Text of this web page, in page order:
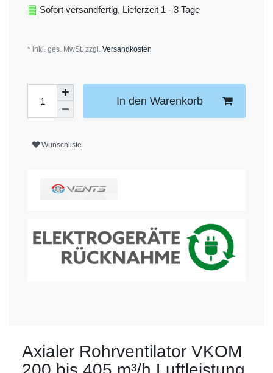
Sofort versandfertig, Lieferzeit 1 - 3 Tage
* inkl. ges. MwSt. zzgl. Versandkosten
In den Warenkorb
Wunschliste
Axialer Rohrventilator VKOM